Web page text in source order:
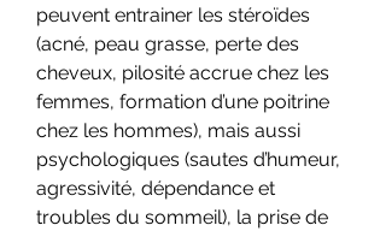
peuvent entrainer les stéroïdes
(acné, peau grasse, perte des
cheveux, pilosité accrue chez les
femmes, formation d’une poitrine
chez les hommes), mais aussi
psychologiques (sautes d’humeur,
agressivité, dépendance et
troubles du sommeil), la prise de